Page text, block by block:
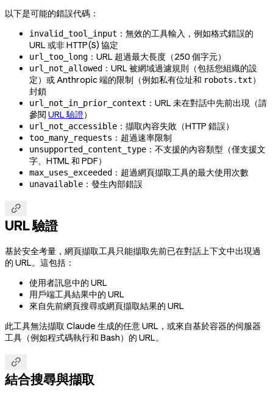
以下是可能的錯誤代碼：
invalid_tool_input ：無效的工具輸入，例如格式錯誤的
URL 或非 HTTP(S) 協定
url_too_long ：URL 超過最大長度（250 個字元）
url_not_allowed ：URL 被網域過濾規則（包括您組織的設
定）或 Anthropic 端的限制（例如私有位址和 robots.txt）
封鎖
url_not_in_prior_context ：URL 未在對話中先前出現（請
參閱URL 驗證）
url_not_accessible ：擷取內容失敗（HTTP 錯誤）
too_many_requests ：超過速率限制
unsupported_content_type ：不支援的內容類型（僅支援文
字、HTML 和 PDF）
max_uses_exceeded ：超過網頁擷取工具的最大使用次數
unavailable ：發生內部錯誤

URL 驗證
基於安全考量，網頁擷取工具只能擷取先前已在對話上下文中出現過
的 URL。這包括：
使用者訊息中的 URL
用戶端工具結果中的 URL
來自先前網頁搜尋或網頁擷取結果的 URL
此工具無法擷取 Claude 生成的任意 URL，或來自基於容器的伺服器
工具（例如程式碼執行和 Bash）的 URL。

結合搜尋與擷取